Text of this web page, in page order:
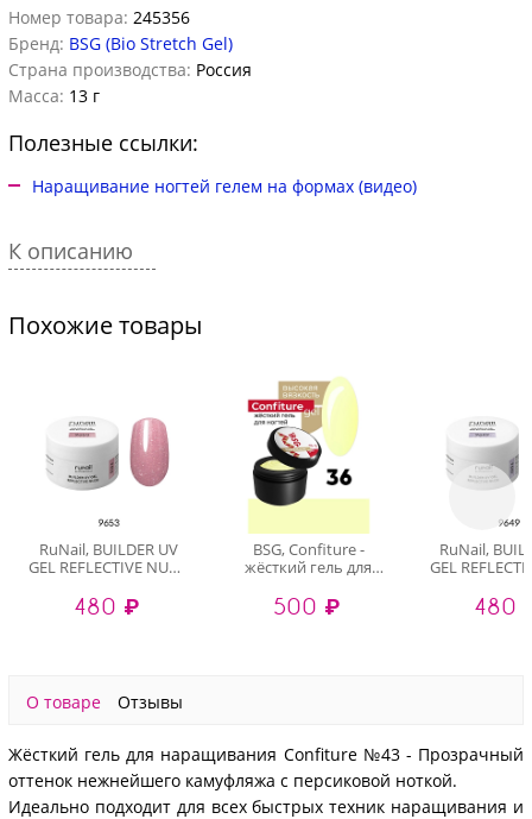
Номер товара: 245356
Бренд: BSG (Bio Stretch Gel)
Страна производства: Россия
Масса: 13 г
Полезные ссылки:
Наращивание ногтей гелем на формах (видео)
К описанию
Похожие товары
RuNail, BUILDER UV
GEL REFLECTIVE NUDE
гель
светоотражающий
480 ₽
BSG, Confiture -
жёсткий гель для
(высокая вязкость),
13 гр
500 ₽
RuNail,
GEL
гель
480
О товаре Отзывы
Жёсткий гель для наращивания Confiture №43 - Прозрачный
оттенок нежнейшего камуфляжа с персиковой ноткой.
Идеально подходит для всех быстрых техник наращивания и